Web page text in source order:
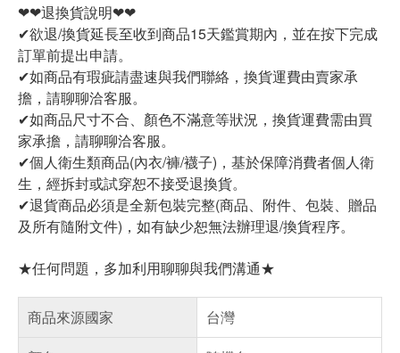
❤❤退換貨說明❤❤
✔欲退/換貨延長至收到商品15天鑑賞期內，並在按下完成
訂單前提出申請。
✔如商品有瑕疵請盡速與我們聯絡，換貨運費由賣家承
擔，請聊聊洽客服。
✔如商品尺寸不合、顏色不滿意等狀況，換貨運費需由買
家承擔，請聊聊洽客服。
✔個人衛生類商品(內衣/褲/襪子)，基於保障消費者個人衛
生，經拆封或試穿恕不接受退換貨。
✔退貨商品必須是全新包裝完整(商品、附件、包裝、贈品
及所有隨附文件)，如有缺少恕無法辦理退/換貨程序。
★任何問題，多加利用聊聊與我們溝通★
商品來源國家
台灣